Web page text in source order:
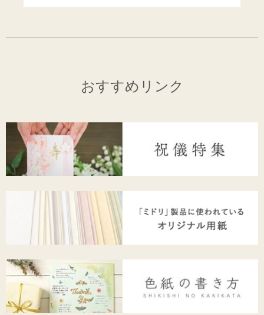
おすすめリンク